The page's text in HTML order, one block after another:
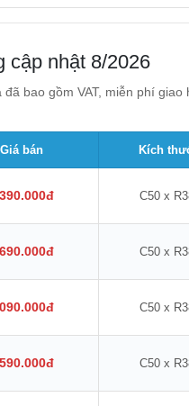
cập nhật 8/2026
bao gồm VAT, miễn phí
Giá bán Kích
C50 x
C50 x
C50 x
C50 x